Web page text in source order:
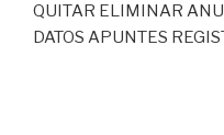
QUITAR ELIMINAR
DATOS APUNTES